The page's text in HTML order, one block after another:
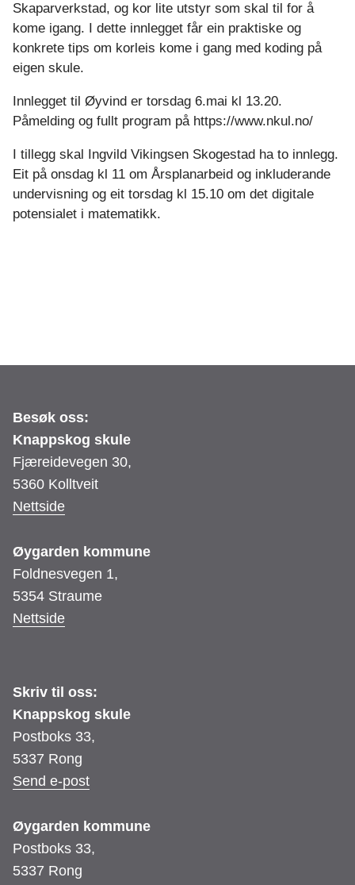
Skaparverkstad, og kor lite utstyr som skal til for å
kome igang. I dette innlegget får ein praktiske og
konkrete tips om korleis kome i gang med koding på
eigen skule.
Innlegget til Øyvind er torsdag 6.mai kl 13.20.
Påmelding og fullt program på https://www.nkul.no/
I tillegg skal Ingvild Vikingsen Skogestad ha to innlegg.
Eit på onsdag kl 11 om Årsplanarbeid og inkluderande
undervisning og eit torsdag kl 15.10 om det digitale
potensialet i matematikk.
Besøk oss:
Knappskog skule
Fjæreidevegen 30,
5360 Kolltveit
Nettside
Øygarden kommune
Foldnesvegen 1,
5354 Straume
Nettside
Skriv til oss:
Knappskog skule
Postboks 33,
5337 Rong
Send e-post
Øygarden kommune
Postboks 33,
5337 Rong